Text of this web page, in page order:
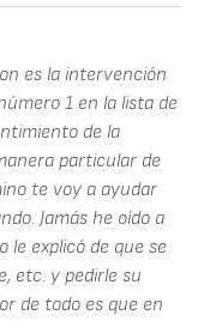
es la intervención
1 en la lista de
de la
particular de
te voy a ayudar
Jamás he oído a
le explicó de que se
etc. y pedirle su
de todo es que en